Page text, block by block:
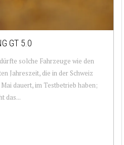
GT 5.0
solche Fahrzeuge wie den
Jahreszeit, die in der Schweiz
dauert, im Testbetrieb haben;
das...